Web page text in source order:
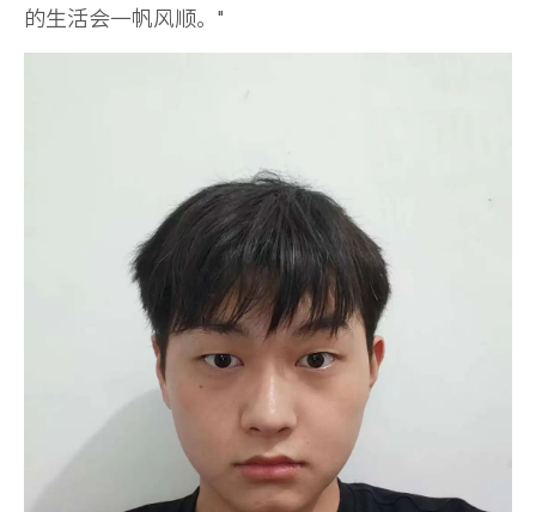
的生活会一帆风顺。"